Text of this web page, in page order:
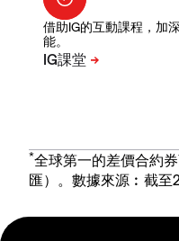
借助IG的互動課程，加
能。
*全球第一的差價合約
匯）。數據來源︰截至